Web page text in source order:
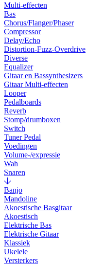
Multi-effecten
Bas
Chorus/Flanger/Phaser
Compressor
Delay/Echo
Distortion-Fuzz-Overdrive
Diverse
Equalizer
Gitaar en Bassynthesizers
Gitaar Multi-effecten
Looper
Pedalboards
Reverb
Stomp/drumboxen
Switch
Tuner Pedal
Voedingen
Volume-/expressie
Wah
Snaren
Banjo
Mandoline
Akoestische Basgitaar
Akoestisch
Elektrische Bas
Elektrische Gitaar
Klassiek
Ukelele
Versterkers